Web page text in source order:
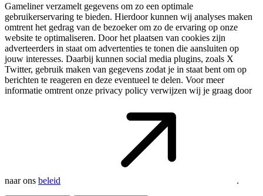
Gameliner verzamelt gegevens om zo een optimale
gebruikerservaring te bieden. Hierdoor kunnen wij analyses maken
omtrent het gedrag van de bezoeker om zo de ervaring op onze
website te optimaliseren. Door het plaatsen van cookies zijn
adverteerders in staat om advertenties te tonen die aansluiten op
jouw interesses. Daarbij kunnen social media plugins, zoals X
Twitter, gebruik maken van gegevens zodat je in staat bent om op
berichten te reageren en deze eventueel te delen. Voor meer
informatie omtrent onze privacy policy verwijzen wij je graag door
naar ons beleid .